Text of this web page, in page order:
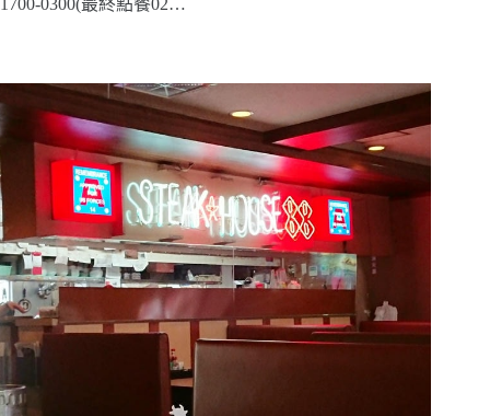
1700-0300(最終點餐02…